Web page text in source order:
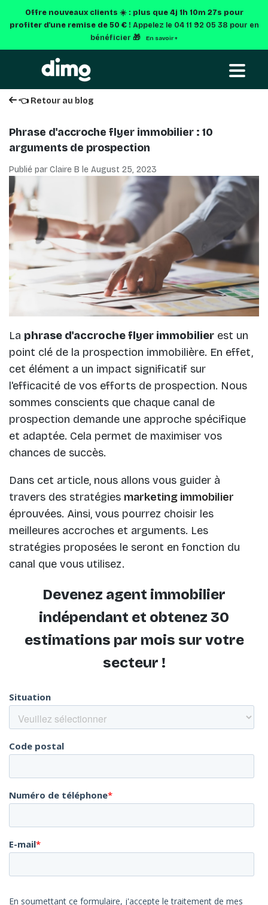
Offre nouveaux clients ☀️ : plus que 4j 1h 10m 26s pour
profiter d'une remise de 50 € ! Appelez le 04 11 92 05 38 pour en
bénéficier 🎁
En savoir +
👈 Retour au blog
Phrase d'accroche flyer immobilier : 10
arguments de prospection
Publié par Claire B le August 25, 2023
La phrase d'accroche flyer immobilier est un
point clé de la prospection immobilière. En effet,
cet élément a un impact significatif sur
l'efficacité de vos efforts de prospection. Nous
sommes conscients que chaque canal de
prospection demande une approche spécifique
et adaptée. Cela permet de maximiser vos
chances de succès.
Dans cet article, nous allons vous guider à
travers des stratégies marketing immobilier
éprouvées. Ainsi, vous pourrez choisir les
meilleures accroches et arguments. Les
stratégies proposées le seront en fonction du
canal que vous utilisez.
Devenez agent immobilier
indépendant et obtenez 30
estimations par mois sur votre
secteur !